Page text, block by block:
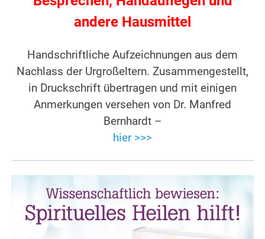
andere Hausmittel
Handschriftliche Aufzeichnungen aus dem
Nachlass der Urgroßeltern. Zusammengestellt,
in Druckschrift übertragen und mit einigen
Anmerkungen versehen von Dr. Manfred
Bernhardt –
hier >>>